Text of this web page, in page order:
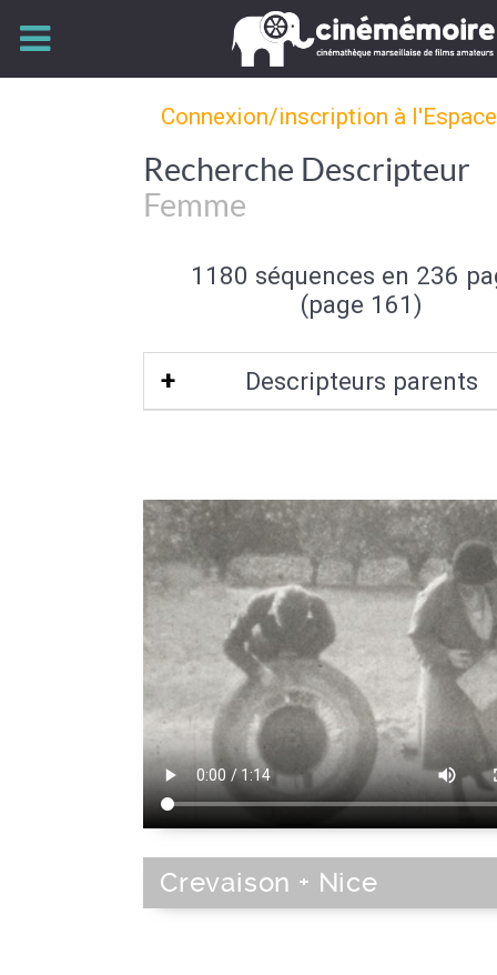
Connexion/inscription à
Recherche Descripteur
Femme
1180 séquences en 236
(page 161)
Descripteurs parents
Crevaison + Nice